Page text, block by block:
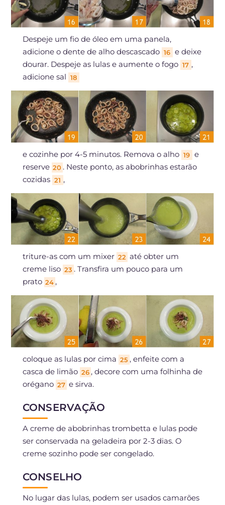
Despeje um fio de óleo em uma panela,
adicione o dente de alho descascado 16 e deixe
dourar. Despeje as lulas e aumente o fogo 17 ,
adicione sal 18
e cozinhe por 4-5 minutos. Remova o alho 19 e
reserve 20 . Neste ponto, as abobrinhas estarão
cozidas 21 ,
triture-as com um mixer 22 até obter um
creme liso 23 . Transfira um pouco para um
prato 24 ,
coloque as lulas por cima 25 , enfeite com a
casca de limão 26 , decore com uma folhinha de
orégano 27 e sirva.
CONSERVAÇÃO
A creme de abobrinhas trombetta e lulas pode
ser conservada na geladeira por 2-3 dias. O
creme sozinho pode ser congelado.
CONSELHO
No lugar das lulas, podem ser usados camarões